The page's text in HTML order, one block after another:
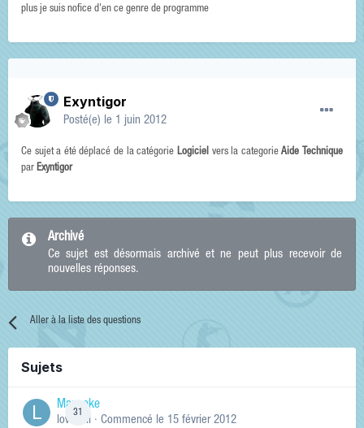
plus je suis nofice d'en ce genre de programme
Exyntigor
Posté(e) le 1 juin 2012
Ce sujet a été déplacé de la catégorie Logicielvers la categorieAide Technique
par Exyntigor
Archivé
Ce sujet est désormais archivé et ne peut plus recevoir de
nouvelles réponses.
Aller à la liste des questions
Sujets
31
Manneke
lowskill · Commencé le 15 février 2012